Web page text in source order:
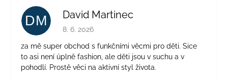
DM David Martinec
Hodnocení obchodu je 5 z 5 hvězdiček.
8. 6. 2026
za mě super obchod s funkčními věcmi pro děti. Sice
to asi není úplně fashion, ale děti jsou v suchu a v
pohodlí. Prostě věci na aktivní styl života.